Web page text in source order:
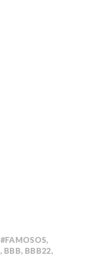
#FAMOSOS,
, BBB, BBB22,